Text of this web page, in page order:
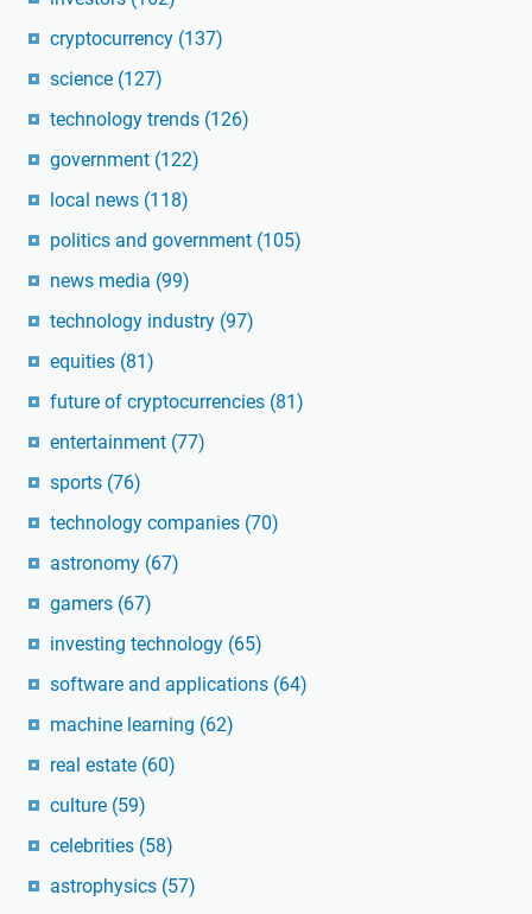
cryptocurrency (137)
science (127)
technology trends (126)
government (122)
local news (118)
politics and government (105)
news media (99)
technology industry (97)
equities (81)
future of cryptocurrencies (81)
entertainment (77)
sports (76)
technology companies (70)
astronomy (67)
gamers (67)
investing technology (65)
software and applications (64)
machine learning (62)
real estate (60)
culture (59)
celebrities (58)
astrophysics (57)